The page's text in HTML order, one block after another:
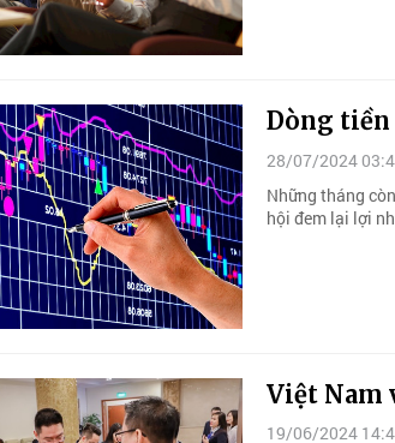
Dòng tiền
28/07/2024
Những tháng
hội đem lại lợi
Việt Nam
19/06/2024